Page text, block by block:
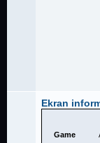
Ekran